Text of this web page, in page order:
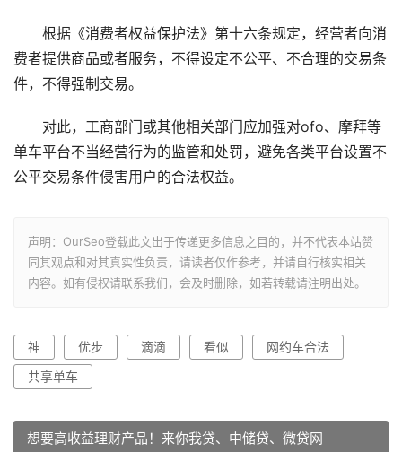
根据《消费者权益保护法》第十六条规定，经营者向消
费者提供商品或者服务，不得设定不公平、不合理的交易条
件，不得强制交易。
对此，工商部门或其他相关部门应加强对ofo、摩拜等
单车平台不当经营行为的监管和处罚，避免各类平台设置不
公平交易条件侵害用户的合法权益。
声明：OurSeo登载此文出于传递更多信息之目的，并不代表本站赞
同其观点和对其真实性负责，请读者仅作参考，并请自行核实相关
内容。如有侵权请联系我们，会及时删除，如若转载请注明出处。
神 优步 滴滴 看似
网约车合法
共享单车
想要高收益理财产品！来你我贷、中储贷、微贷网